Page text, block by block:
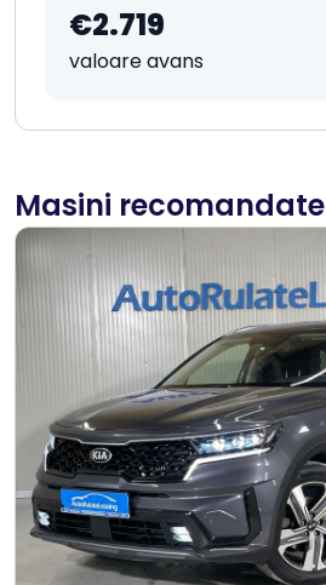
€2.719
valoare avans
Masini recomandate